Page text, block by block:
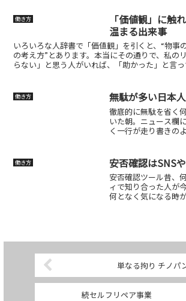
品としては“ちょっ
気...
働き方
「価値観」に触
温まる出来事
いろいろな人辞書で「価値観」を引くと、“物事
の考え方”とあります。本当にその通りで、私の
らない」と思う人がいれば、「助かった」と言
働き方 無駄が多い日本
徹底的に無駄を省く
いた朝。ニュース欄
く一行が走り書きの
ん？ 何のことだろう
開いた瞬間、妙に...
働き方 安否確認はSNS
安否確認ツール昔、
ィで知り合った人が
何となく気になる時
単なる拘り チノパ
続セルフリペア事業